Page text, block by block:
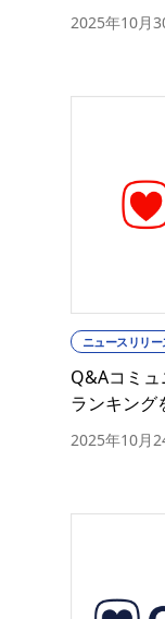
2025年10月
ニュースリリー
Q&Aコミ
ランキング
2025年10月